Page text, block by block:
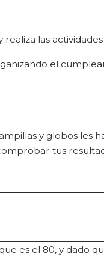
realiza las
el
y globos les
tus
es el 80, y dado